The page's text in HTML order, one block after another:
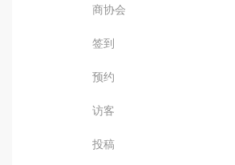
商协会
签到
预约
访客
投稿